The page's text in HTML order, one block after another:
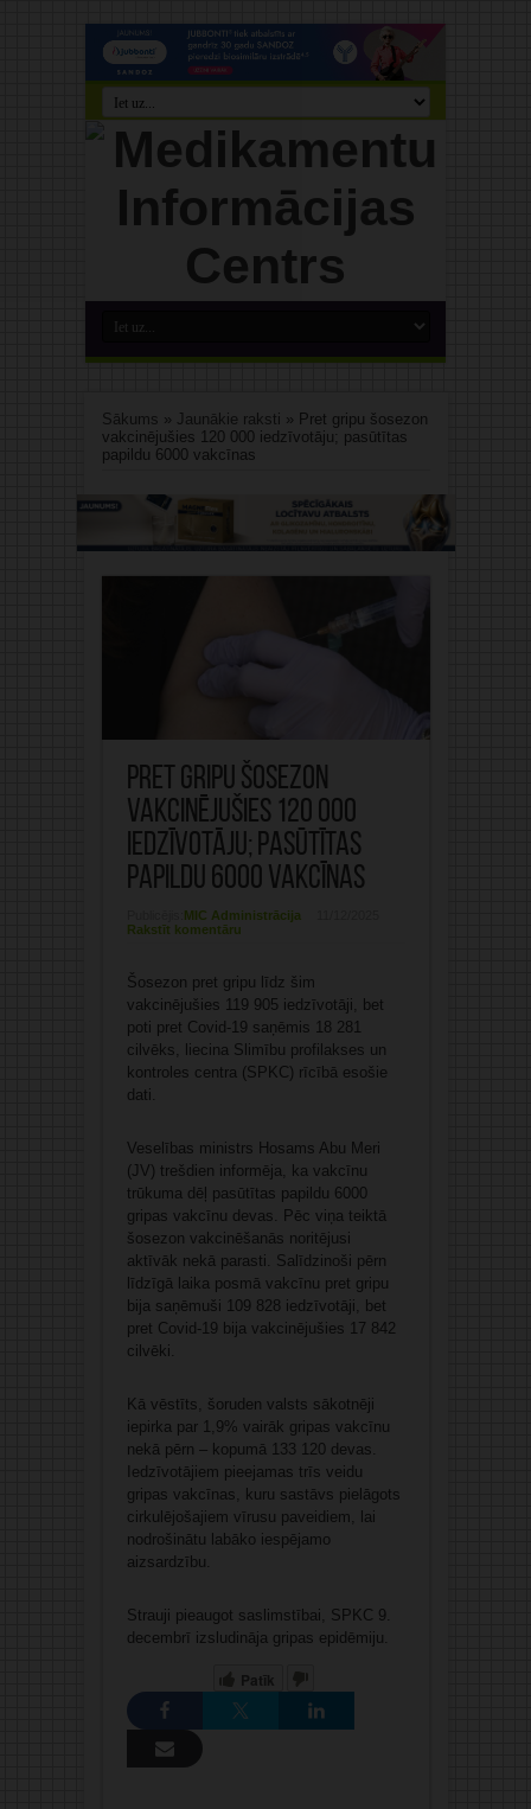
Sākums » Jaunākie raksti » Pret gripu šosezon
vakcinējušies 120 000 iedzīvotāju; pasūtītas
papildu 6000 vakcīnas
Pret gripu šosezon
vakcinējušies 120 000
iedzīvotāju; pasūtītas
papildu 6000 vakcīnas
MIC Administrācija
Rakstīt komentāru
Šosezon pret gripu līdz šim
vakcinējušies 119 905 iedzīvotāji, bet
poti pret Covid-19 saņēmis 18 281
cilvēks, liecina Slimību profilakses un
kontroles centra (SPKC) rīcībā esošie
dati.
Veselības ministrs Hosams Abu Meri
(JV) trešdien informēja, ka vakcīnu
trūkuma dēļ pasūtītas papildu 6000
gripas vakcīnu devas. Pēc viņa teiktā
šosezon vakcinēšanās noritējusi
aktīvāk nekā parasti. Salīdzinoši pērn
līdzīgā laika posmā vakcīnu pret gripu
bija saņēmuši 109 828 iedzīvotāji, bet
pret Covid-19 bija vakcinējušies 17 842
cilvēki.
Kā vēstīts, šoruden valsts sākotnēji
iepirka par 1,9% vairāk gripas vakcīnu
nekā pērn – kopumā 133 120 devas.
Iedzīvotājiem pieejamas trīs veidu
gripas vakcīnas, kuru sastāvs pielāgots
cirkulējošajiem vīrusu paveidiem, lai
nodrošinātu labāko iespējamo
aizsardzību.
Strauji pieaugot saslimstībai, SPKC 9.
decembrī izsludināja gripas epidēmiju.
Patīk